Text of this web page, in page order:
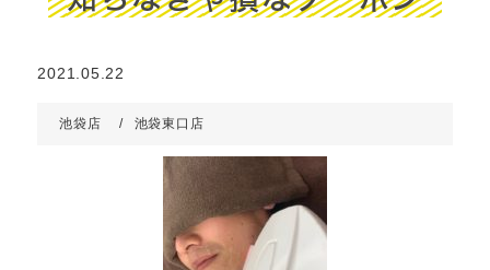
2021.05.22
池袋店 池袋東口店